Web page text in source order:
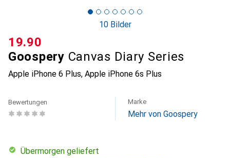
10 Bilder
Goospery Canvas Diary Series
Apple iPhone 6 Plus, Apple iPhone 6s Plus
CHF
19.90
Bewertungen Marke
Mehr von Goospery
übermorgen geliefert